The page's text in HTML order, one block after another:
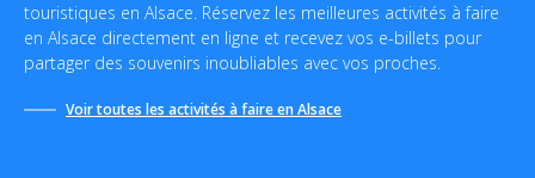
touristiques en Alsace. Réservez les meilleures activités à faire
en Alsace directement en ligne et recevez vos e-billets pour
partager des souvenirs inoubliables avec vos proches.
Voir toutes les activités à faire en Alsace